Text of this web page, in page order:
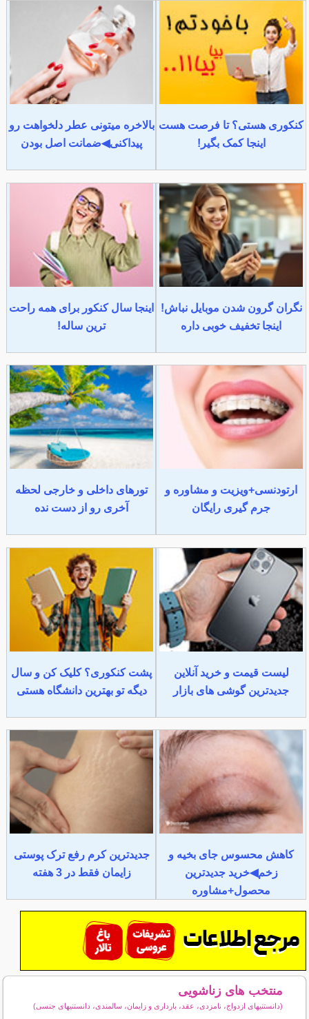
کنکوری هستی؟ تا فرصت هست
اینجا کمک بگیر!
بالاخره میتونی عطر دلخواهت رو
پیداکنی◀ضمانت اصل بودن
نگران گرون شدن موبایل نباش!
اینجا تخفیف خوبی داره
اینجا سال کنکور برای همه راحت
ترین ساله!
ارتودنسی+ویزیت و مشاوره و
جرم گیری رایگان
تورهای داخلی و خارجی لحظه
آخری رو از دست نده
لیست قیمت و خرید آنلاین
جدیدترین گوشی های بازار
پشت کنکوری؟ کلیک کن و سال
دیگه تو بهترین دانشگاه هستی
کاهش محسوس جای بخیه و
زخم◀خرید جدیدترین
محصول+مشاوره
جدیدترین کرم رفع ترک پوستی
زایمان فقط در 3 هفته
منتخب های زناشویی
(دانستنیهای ازدواج، نامزدی، عقد، بارداری و زایمان، سالمندی، دانستنیهای جنسی)